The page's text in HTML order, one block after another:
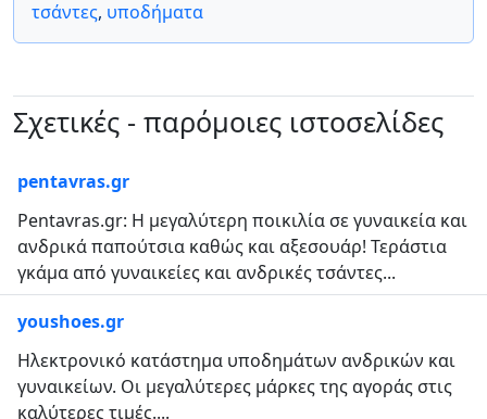
τσάντες, υποδήματα
Σχετικές - παρόμοιες ιστοσελίδες
pentavras.gr
Pentavras.gr: Η μεγαλύτερη ποικιλία σε γυναικεία και
ανδρικά παπούτσια καθώς και αξεσουάρ! Τεράστια
γκάμα από γυναικείες και ανδρικές τσάντες...
youshoes.gr
Ηλεκτρονικό κατάστημα υποδημάτων ανδρικών και
γυναικείων. Οι μεγαλύτερες μάρκες της αγοράς στις
καλύτερες τιμές....